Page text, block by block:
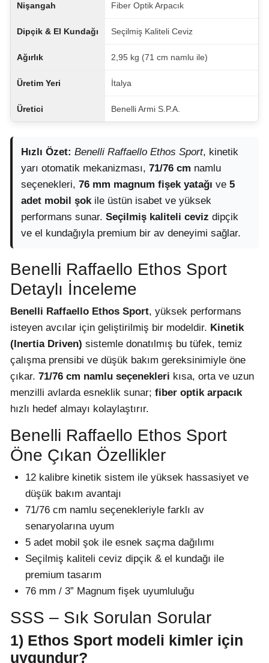
Nişangah Fiber Optik Arpacık
Dipçik & El Kundağı Seçilmiş Kaliteli Ceviz
Ağırlık 2,95 kg (71 cm namlu ile)
Üretim Yeri İtalya
Üretici Benelli Armi S.P.A.
Hızlı Özet: Benelli Raffaello Ethos Sport, kinetik
yarı otomatik mekanizması, 71/76 cm namlu
seçenekleri, 76 mm magnum fişek yatağı ve 5
adet mobil şokile üstün isabet ve yüksek
performans sunar. Seçilmiş kaliteli ceviz dipçik
ve el kundağıyla premium bir av deneyimi sağlar.
Benelli Raffaello Ethos Sport
Detaylı İnceleme
Benelli Raffaello Ethos Sport, yüksek performans
isteyen avcılar için geliştirilmiş bir modeldir. Kinetik
(Inertia Driven) sistemle donatılmış bu tüfek, temiz
çalışma prensibi ve düşük bakım gereksinimiyle öne
çıkar. 71/76 cm namlu seçenekleri kısa, orta ve uzun
menzilli avlarda esneklik sunar; fiber optik arpacık
hızlı hedef almayı kolaylaştırır.
Benelli Raffaello Ethos Sport
Öne Çıkan Özellikler
12 kalibre kinetik sistem ile yüksek hassasiyet ve
düşük bakım avantajı
71/76 cm namlu seçenekleriyle farklı av
senaryolarına uyum
5 adet mobil şok ile esnek saçma dağılımı
Seçilmiş kaliteli ceviz dipçik & el kundağı ile
premium tasarım
76 mm / 3” Magnum fişek uyumluluğu
SSS – Sık Sorulan Sorular
1) Ethos Sport modeli kimler için
uygundur?